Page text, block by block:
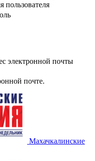
пользователя
электронной почты
почте.
Махачкалинские